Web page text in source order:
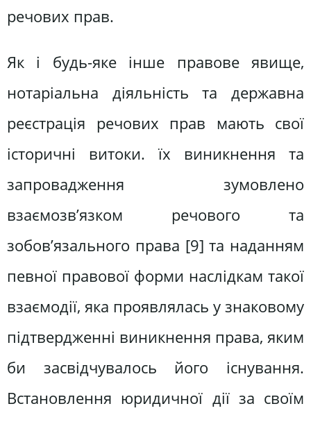
речових прав.
Як і будь-яке інше правове явище,
нотаріальна діяльність та державна
реєстрація речових прав мають свої
історичні витоки. їх виникнення та
запровадження зумовлено
взаємозв’язком речового та
зобов’язального права [9] та наданням
певної правової форми наслідкам такої
взаємодії, яка проявлялась у знаковому
підтвердженні виникнення права, яким
би засвідчувалось його існування.
Встановлення юридичної дії за своїм